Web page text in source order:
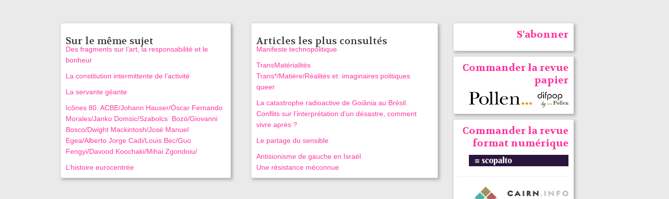
Sur le même sujet
Des fragments sur l’art, la responsabilité et le
bonheur
La constitution intermittente de l’activité
La servante géante
Icônes 80. ACBE/Johann Hauser/Óscar Fernando
Morales/Janko Domsic/Szabolcs Bozó/Giovanni
Bosco/Dwight Mackintosh/José Manuel
Egea/Alberto Jorge Cadi/Louis Bec/Guo
Fengyi/Davood Koochaki/Mihai Zgondoiu/
L’histoire eurocentrée
Articles les plus consultés
Manifeste technopolitique
TransMatérialités
Trans*/Matière/Réalités et imaginaires politiques
queer
La catastrophe radioactive de Goiânia au Brésil.
Conflits sur l’interprétation d’un désastre, comment
vivre après ?
Le partage du sensible
Antisionisme de gauche en Israël
Une résistance méconnue
S'abonner
Commander la revue
papier
Commander la revue
format numérique